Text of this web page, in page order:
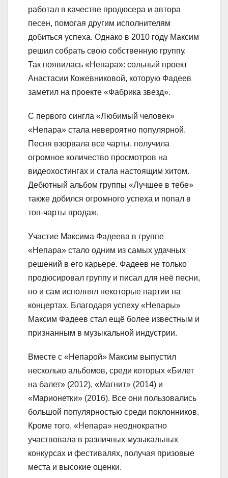
работал в качестве продюсера и автора
песен, помогая другим исполнителям
добиться успеха. Однако в 2010 году Максим
решил собрать свою собственную группу.
Так появилась «Непара»: сольный проект
Анастасии Кожевниковой, которую Фадеев
заметил на проекте «Фабрика звезд».
С первого сингла «Любимый человек»
«Непара» стала невероятно популярной.
Песня взорвала все чарты, получила
огромное количество просмотров на
видеохостингах и стала настоящим хитом.
Дебютный альбом группы «Лучшее в тебе»
также добился огромного успеха и попал в
топ-чарты продаж.
Участие Максима Фадеева в группе
«Непара» стало одним из самых удачных
решений в его карьере. Фадеев не только
продюсировал группу и писал для неё песни,
но и сам исполнял некоторые партии на
концертах. Благодаря успеху «Непары»
Максим Фадеев стал ещё более известным и
признанным в музыкальной индустрии.
Вместе с «Непарой» Максим выпустил
несколько альбомов, среди которых «Билет
на балет» (2012), «Магнит» (2014) и
«Марионетки» (2016). Все они пользовались
большой популярностью среди поклонников.
Кроме того, «Непара» неоднократно
участвовала в различных музыкальных
конкурсах и фестивалях, получая призовые
места и высокие оценки.